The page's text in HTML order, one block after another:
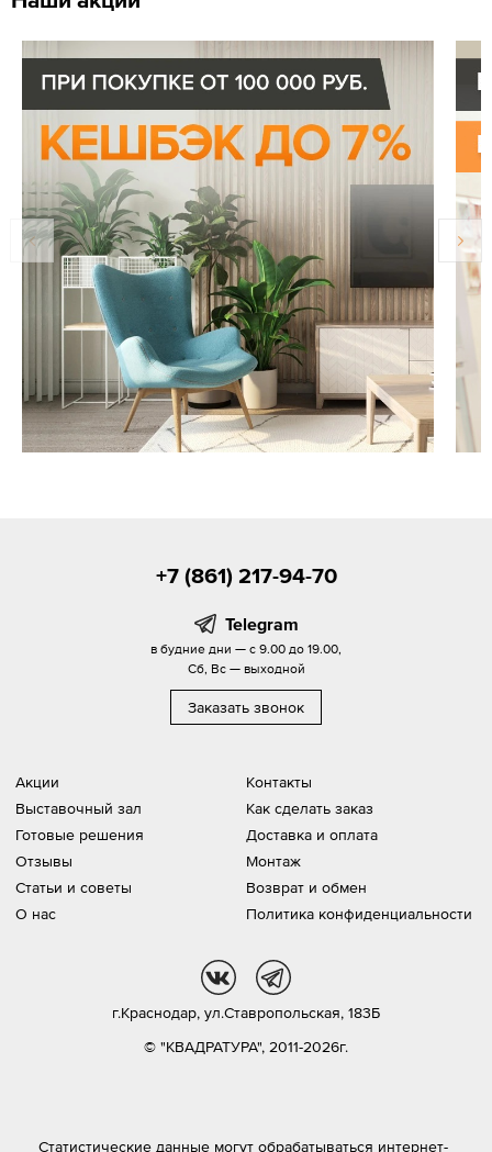
Акции
Выставочный зал
Готовые решения
Отзывы
Статьи и советы
О нас
Контакты
Как сделать заказ
Доставка и оплата
Монтаж
Возврат и обмен
Политика конфиденциальности
+7 (861) 217-94-70
Telegram
в будние дни — с 9.00 до 19.00,
Сб, Вс — выходной
Заказать звонок
© "КВАДРАТУРА", 2011-2026г.
г.Краснодар, ул.Ставропольская, 183Б
vk
Статистические данные могут обрабатываться интернет-